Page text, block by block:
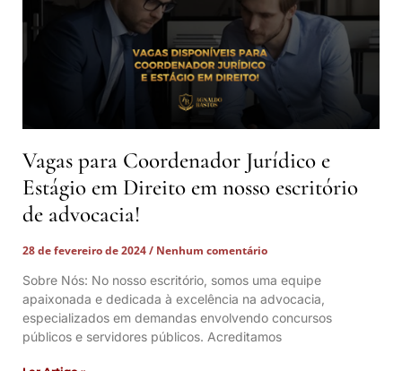
Vagas para Coordenador Jurídico e
Estágio em Direito em nosso escritório
de advocacia!
28 de fevereiro de 2024
Nenhum comentário
Sobre Nós: No nosso escritório, somos uma equipe
apaixonada e dedicada à excelência na advocacia,
especializados em demandas envolvendo concursos
públicos e servidores públicos. Acreditamos